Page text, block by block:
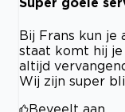
Bij Frans kun
staat komt hij
altijd
Wij zijn super
Beveelt aan